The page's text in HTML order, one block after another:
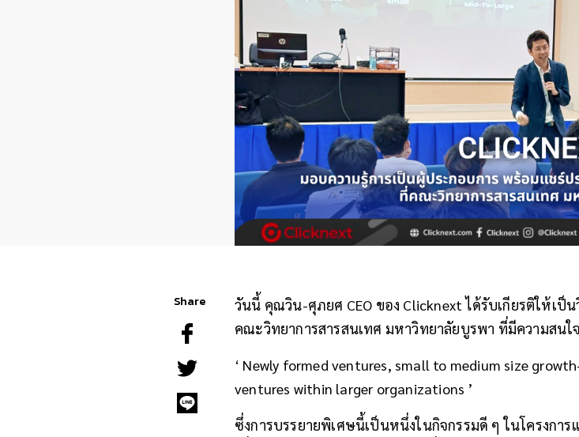
Share
วันนี้ คุณวิน-ศุภยศ CEO ของ Clicknext ได้รับเกียรติให้เ
คณะวิทยาการสารสนเทศ มหาวิทยาลัยบูรพา ที่มีความสนใ
‘ Newly formed ventures, small to medium size
ventures within larger organizations ’
ซึ่งการบรรยายพิเศษนี้เป็นหนึ่งในกิจกรรมดี ๆ ในโครงกา